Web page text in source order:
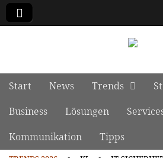
Main menu
Skip to content
Start News Trends
Business
Lösungen
Kommunikation
Tipps